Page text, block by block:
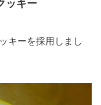
ッキー
キーを採用しまし